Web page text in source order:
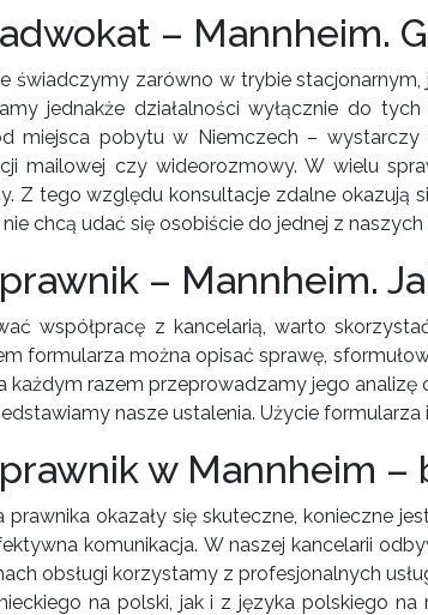
– Mannheim.
świadczymy zarówno w trybie
jednakże działalności wyłącznie do
miejsca pobytu w Niemczech –
mailowej czy wideorozmowy. W wielu
Z tego względu konsultacje zdalne okazują
chcą udać się osobiście do jednej z naszych
– Mannheim.
współpracę z kancelarią, warto
formularza można opisać sprawę,
każdym razem przeprowadzamy jego
nasze ustalenia. Użycie
w Mannheim –
prawnika okazały się skuteczne, konieczne
komunikacja. W naszej kancelarii
obsługi korzystamy z profesjonalnych
na polski, jak i z języka polskiego